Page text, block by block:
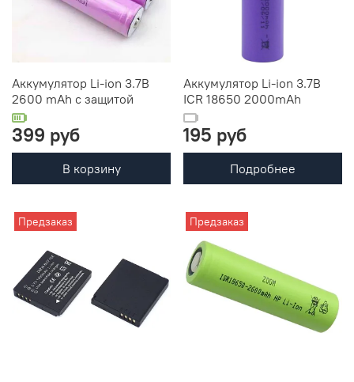
Аккумулятор Li-ion 3.7В
2600 mAh с защитой
399 руб
В корзину
Аккумулятор Li-ion 3.7В
ICR 18650 2000mAh
195 руб
Подробнее
Предзаказ Предзаказ